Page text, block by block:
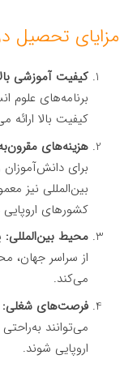
مزایای تحصیل
کیفیت آموزشی
برنامه‌های علوم
کیفیت بالا ارائه
هزینه‌های
برای
بین‌المللی نیز
کشورهای اروپایی
محیط بین‌المللی:
از سراسر جهان،
می‌کند.
فرصت‌های شغلی:
می‌توانند
اروپایی شوند.